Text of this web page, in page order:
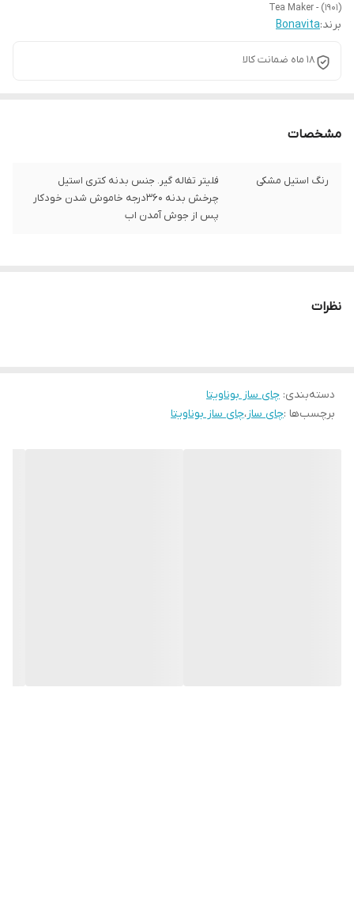
Tea Maker - (1901)
برند:Bonavita
18 ماه ضمانت کالا
مشخصات
رنگ استیل مشکی
فلیتر تفاله گیر. جنس بدنه کتری استیل
چرخش بدنه 360درجه خاموش شدن خودکار
پس از جوش آمدن اب
نظرات
دسته‌بندی: چای ساز بوناویتا
برچسب‌ها :چای ساز،چای ساز بوناویتا